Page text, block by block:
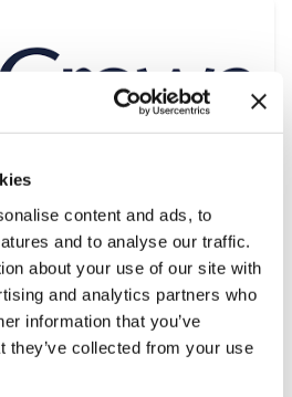
content and ads, to
and to analyse our traffic.
about your use of our site with
and analytics partners who
information that you’ve
they’ve collected from your use
BEKIJK BEDRIJF